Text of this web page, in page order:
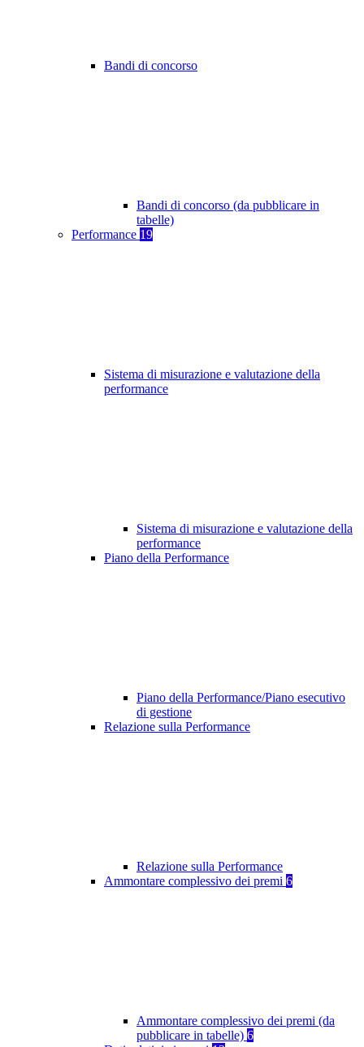
Bandi di concorso
Bandi di concorso (da pubblicare in
tabelle)
Performance 19
Sistema di misurazione e valutazione della
performance
Sistema di misurazione e valutazione della
performance
Piano della Performance
Piano della Performance/Piano esecutivo
di gestione
Relazione sulla Performance
Relazione sulla Performance
Ammontare complessivo dei premi 6
Ammontare complessivo dei premi (da
pubblicare in tabelle) 6